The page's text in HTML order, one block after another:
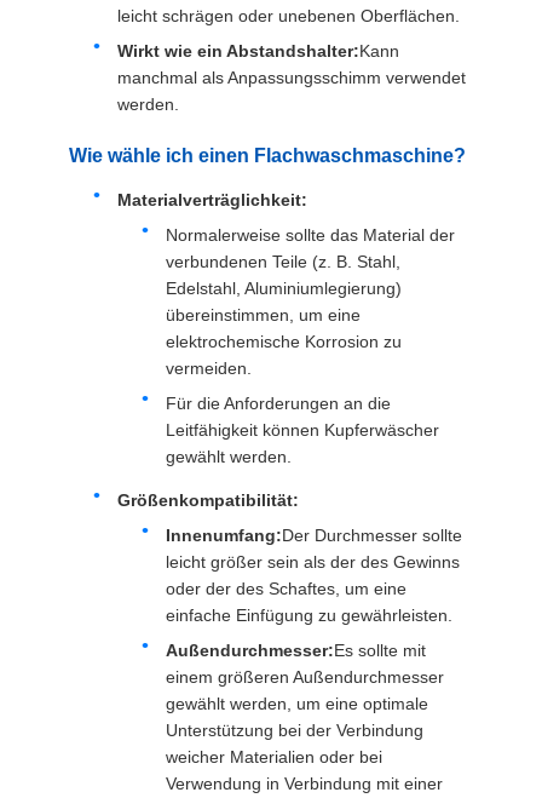
leicht schrägen oder unebenen Oberflächen.
Wirkt wie ein Abstandshalter:Kann
manchmal als Anpassungsschimm verwendet
werden.
Wie wähle ich einen Flachwaschmaschine?
Materialverträglichkeit:
Normalerweise sollte das Material der
verbundenen Teile (z. B. Stahl,
Edelstahl, Aluminiumlegierung)
übereinstimmen, um eine
elektrochemische Korrosion zu
vermeiden.
Für die Anforderungen an die
Leitfähigkeit können Kupferwäscher
gewählt werden.
Größenkompatibilität:
Innenumfang:Der Durchmesser sollte
leicht größer sein als der des Gewinns
oder der des Schaftes, um eine
einfache Einfügung zu gewährleisten.
Außendurchmesser:Es sollte mit
einem größeren Außendurchmesser
gewählt werden, um eine optimale
Unterstützung bei der Verbindung
weicher Materialien oder bei
Verwendung in Verbindung mit einer